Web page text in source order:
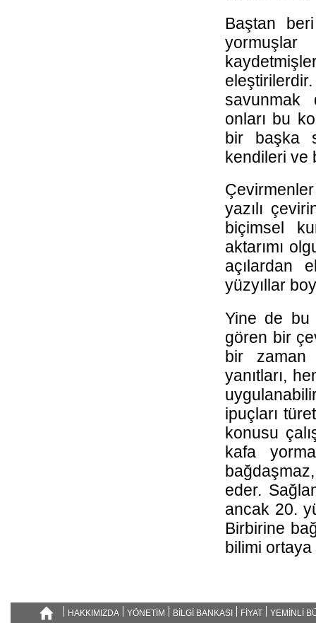
Baştan
yormuşlar
savunmak
onları bu
bir başka
kendileri ve
yazılı
biçimsel
aktarımı
açılardan
yüzyıllar
Yine de bu
gören bir
bir zaman
yanıtları,
ipuçları
konusu
kafa
eder.
ancak 20.
Birbirine
bilimi ortaya
HAKKIMIZDA YÖNETİM BİLGİ BANKASI FİYAT YEMİNLİ